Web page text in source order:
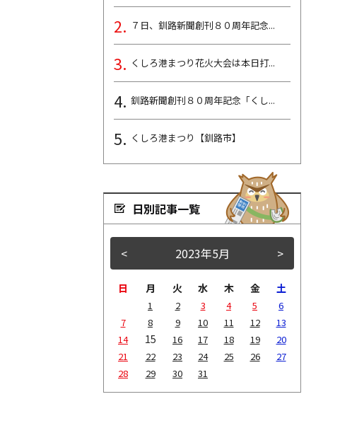
７日、釧路新聞創刊８０周年記念...
くしろ港まつり花火大会は本日打...
釧路新聞創刊８０周年記念「くし...
くしろ港まつり【釧路市】
日別記事一覧
< >
2023年5月
日 月 火 水 木 金 土
1 2 3 4 5
6
7
8 9 10 11 12
13
14
15 16 17 18 19
20
21
22 23 24 25 26
27
28
29 30 31